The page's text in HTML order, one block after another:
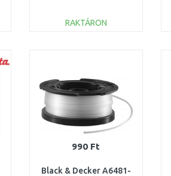
RAKTÁRON
990 Ft
Black & Decker A6481-